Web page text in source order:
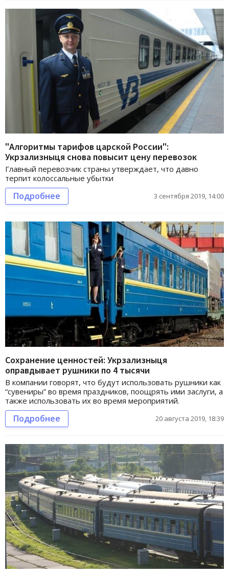
"Алгоритмы тарифов царской России":
Укрзализныця снова повысит цену перевозок
Главный перевозчик страны утверждает, что давно
терпит колоссальные убытки
Подробнее 3 сентября 2019, 14:00
Сохранение ценностей: Укрзализныця
оправдывает рушники по 4 тысячи
В компании говорят, что будут использовать рушники как
“сувениры” во время праздников, поощрять ими заслуги, а
также использовать их во время мероприятий.
Подробнее 20 августа 2019, 18:39